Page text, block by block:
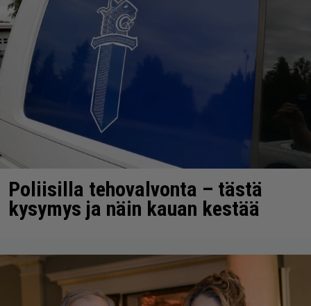
Poliisilla tehovalvonta – tästä
kysymys ja näin kauan kestää